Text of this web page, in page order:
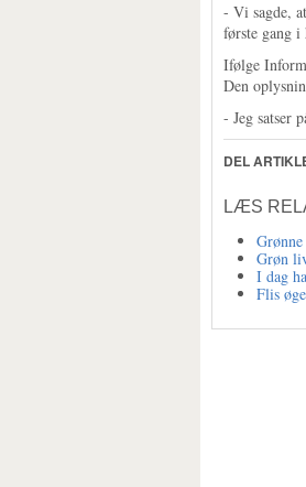
- Vi sagde,
første gang i
Ifølge
Den
- Jeg satser
DEL
LÆS
Grøn
I dag
Flis